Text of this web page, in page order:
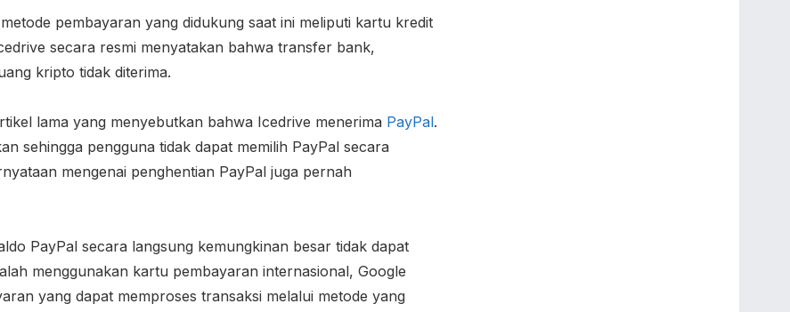
pembayaran yang didukung saat ini meliputi kartu kredit
secara resmi menyatakan bahwa transfer bank,
kripto tidak diterima.
lama yang menyebutkan bahwa Icedrive menerima PayPal.
sehingga pengguna tidak dapat memilih PayPal secara
mengenai penghentian PayPal juga pernah
PayPal secara langsung kemungkinan besar tidak dapat
menggunakan kartu pembayaran internasional, Google
yang dapat memproses transaksi melalui metode yang